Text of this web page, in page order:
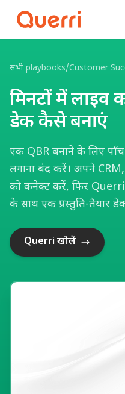
सभी playbooks/Customer
मिनटों में लाइव
डेक कैसे बनाएं
एक QBR बनाने के लिए पाँच
लगाना बंद करें। अपने CRM,
को कनेक्ट करें, फिर Querri
के साथ एक प्रस्तुति-तैयार
Querri खोलें